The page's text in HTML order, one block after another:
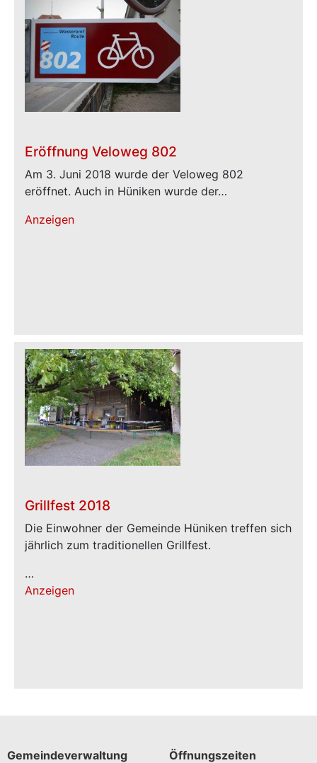
Eröffnung Veloweg 802
Am 3. Juni 2018 wurde der Veloweg 802
eröffnet. Auch in Hüniken wurde der…
Anzeigen
Grillfest 2018
Die Einwohner der Gemeinde Hüniken treffen sich
jährlich zum traditionellen Grillfest.
…
Anzeigen
Gemeindeverwaltung
Öffnungszeiten